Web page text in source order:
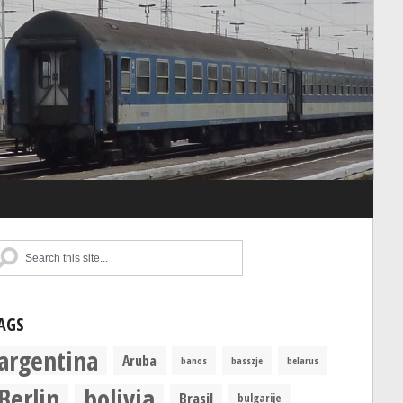
Aruba banos basszje belarus
Brasil bulgarije